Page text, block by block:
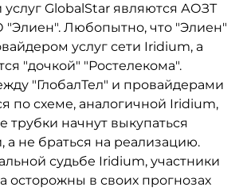
GlobalStar являются АОЗТ
"Элиен". Любопытно, что "Элиен"
услуг сети Iridium, а
"дочкой" "Ростелекома".
"ГлобалТел" и провайдерами
по схеме, аналогичной Iridium,
трубки начнут выкупаться
а не браться на реализацию.
судьбе Iridium, участники
осторожны в своих прогнозах